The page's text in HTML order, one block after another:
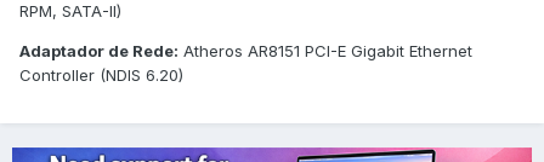
RPM, SATA-II)
Adaptador de Rede: Atheros AR8151 PCI-E Gigabit Ethernet
Controller (NDIS 6.20)